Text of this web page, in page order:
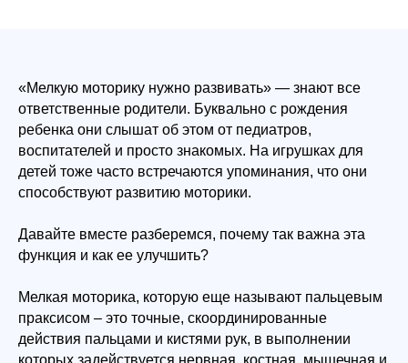
«Мелкую моторику нужно развивать» — знают все
ответственные родители. Буквально с рождения
ребенка они слышат об этом от педиатров,
воспитателей и просто знакомых. На игрушках для
детей тоже часто встречаются упоминания, что они
способствуют развитию моторики.
Давайте вместе разберемся, почему так важна эта
функция и как ее улучшить?
Мелкая моторика, которую еще называют пальцевым
праксисом – это точные, скоординированные
действия пальцами и кистями рук, в выполнении
которых задействуется нервная, костная, мышечная и
Научим
складывать
и вычитать в уме
Наш курс по ментальной арифметике